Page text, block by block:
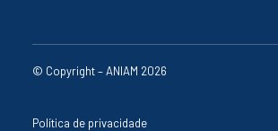
© Copyright – ANIAM 2026
Política de privacidade